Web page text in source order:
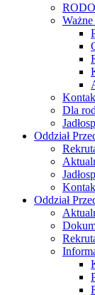
RODO
Dla
Oddział
Oddział